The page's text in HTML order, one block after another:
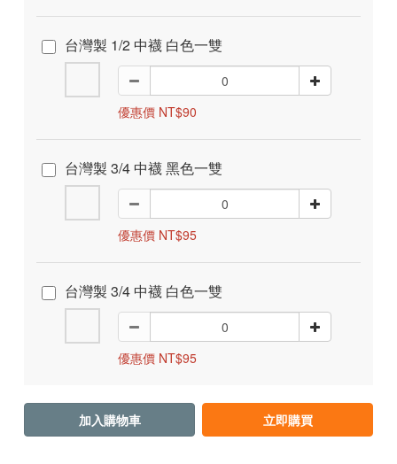
台灣製 1/2 中襪 白色一雙
優惠價 NT$90
台灣製 3/4 中襪 黑色一雙
優惠價 NT$95
台灣製 3/4 中襪 白色一雙
優惠價 NT$95
加入購物車 立即購買